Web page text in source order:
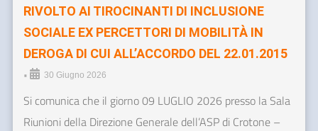
RIVOLTO AI TIROCINANTI DI INCLUSIONE
SOCIALE EX PERCETTORI DI MOBILITÀ IN
DEROGA DI CUI ALL’ACCORDO DEL 22.01.2015
• 30 Giugno 2026
Si comunica che il giorno 09 LUGLIO 2026 presso la Sala
Riunioni della Direzione Generale dell’ASP di Crotone –